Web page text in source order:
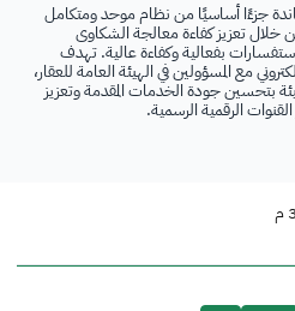
جزءًا أساسيًا من نظام موحد ومتكامل
خلال تعزيز كفاءة معالجة الشكاوى
بفعالية وكفاءة عالية. تهدف
مع المسؤولين في الهيئة العامة للعقار،
بتحسين جودة الخدمات المقدمة وتعزيز
الرقمية الرسمية.